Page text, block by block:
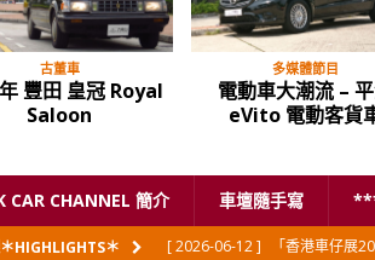
古董車
豐田 皇冠 Royal
Saloon
多媒體節目
電動車大潮流 –
eVito 電動客貨
CAR CHANNEL 簡介 車壇隨手寫
HIGHLIGHTS＊ [ 2026-06-08 ] 新加坡組屋區